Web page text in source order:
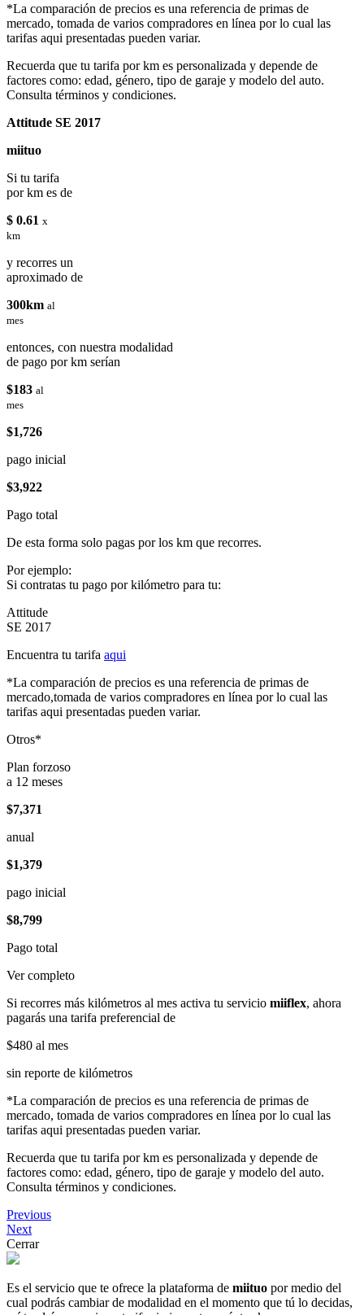
*La comparación de precios es una referencia de primas de
mercado, tomada de varios compradores en línea por lo cual las
tarifas aqui presentadas pueden variar.
Recuerda que tu tarifa por km es personalizada y depende de
factores como: edad, género, tipo de garaje y modelo del auto.
Consulta términos y condiciones.
Attitude SE 2017
miituo
Si tu tarifa
por km es de
$ 0.61 x
km
y recorres un
aproximado de
300km al
mes
entonces, con nuestra modalidad
de pago por km serían
$183 al
mes
$1,726
pago inicial
$3,922
Pago total
De esta forma solo pagas por los km que recorres.
Por ejemplo:
Si contratas tu pago por kilómetro para tu:
Attitude
SE 2017
Encuentra tu tarifa aqui
*La comparación de precios es una referencia de primas de
mercado,tomada de varios compradores en línea por lo cual las
tarifas aqui presentadas pueden variar.
Otros*
Plan forzoso
a 12 meses
$7,371
anual
$1,379
pago inicial
$8,799
Pago total
Ver completo
Si recorres más kilómetros al mes activa tu servicio miiflex, ahora
pagarás una tarifa preferencial de
$480 al mes
sin reporte de kilómetros
*La comparación de precios es una referencia de primas de
mercado, tomada de varios compradores en línea por lo cual las
tarifas aqui presentadas pueden variar.
Recuerda que tu tarifa por km es personalizada y depende de
factores como: edad, género, tipo de garaje y modelo del auto.
Consulta términos y condiciones.
Previous
Next
Cerrar
Es el servicio que te ofrece la plataforma de miituo por medio del
cual podrás cambiar de modalidad en el momento que tú lo decidas,